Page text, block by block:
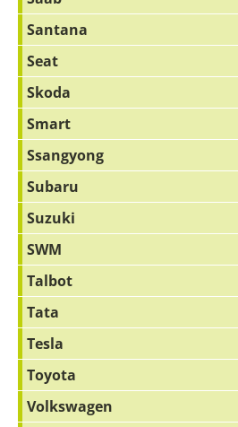
Santana
Seat
Skoda
Smart
Ssangyong
Subaru
Suzuki
SWM
Talbot
Tata
Tesla
Toyota
Volkswagen